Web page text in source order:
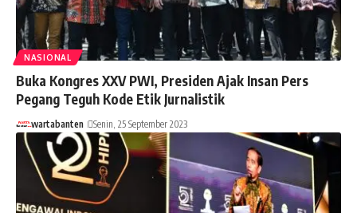
NASIONAL
Buka Kongres XXV PWI, Presiden Ajak Insan Pers
Pegang Teguh Kode Etik Jurnalistik
wartabanten Senin, 25 September 2023